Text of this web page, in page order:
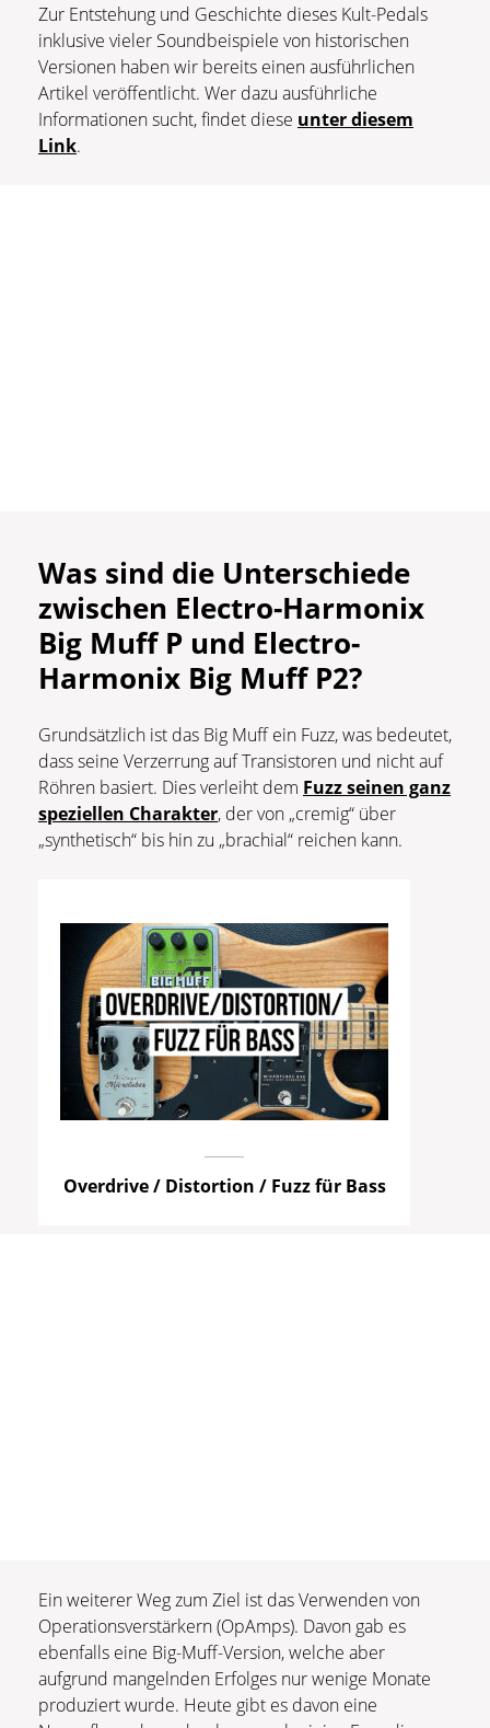
Zur Entstehung und Geschichte dieses Kult-Pedals
inklusive vieler Soundbeispiele von historischen
Versionen haben wir bereits einen ausführlichen
Artikel veröffentlicht. Wer dazu ausführliche
Informationen sucht, findet diese unter diesem
Link.
Was sind die Unterschiede
zwischen Electro-Harmonix
Big Muff P und Electro-
Harmonix Big Muff P2?
Grundsätzlich ist das Big Muff ein Fuzz, was bedeutet,
dass seine Verzerrung auf Transistoren und nicht auf
Röhren basiert. Dies verleiht dem Fuzz seinen ganz
speziellen Charakter, der von „cremig“ über
„synthetisch“ bis hin zu „brachial“ reichen kann.
Overdrive / Distortion / Fuzz für Bass
Ein weiterer Weg zum Ziel ist das Verwenden von
Operationsverstärkern (OpAmps). Davon gab es
ebenfalls eine Big-Muff-Version, welche aber
aufgrund mangelnden Erfolges nur wenige Monate
produziert wurde. Heute gibt es davon eine